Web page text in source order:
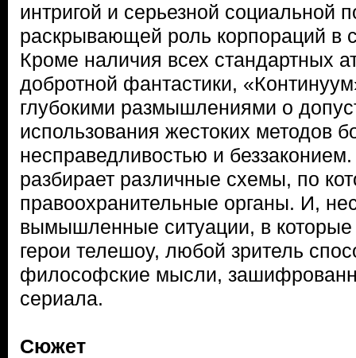
интригой и серьезной социальной
раскрывающей роль корпораций в
Кроме наличия всех стандартных
добротной фантастики,
глубокими размышлениями о
использования жестоких методов
несправедливостью и
разбирает различные схемы, по
правоохранительные органы. И,
вымышленные ситуации, в
герои телешоу, любой зритель
философские мысли,
сериала.
Сюжет